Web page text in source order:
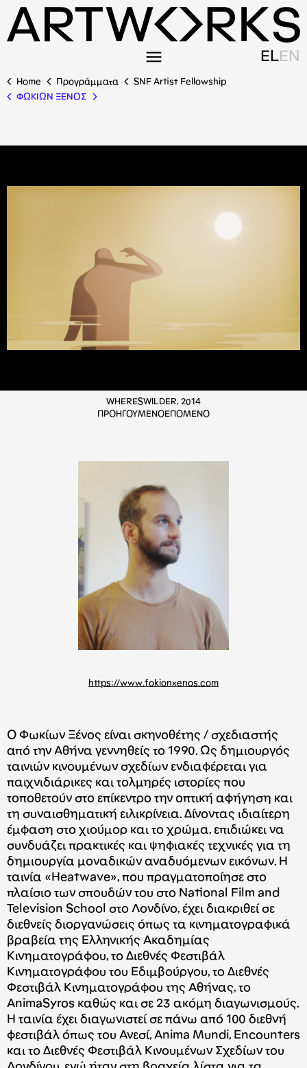
ELEN
Home Προγράμματα
SNF Artist Fellowship
ΦΩΚΙΩΝ ΞΕΝΟΣ
WHERESWILDER, 2014
ΠΡΟΗΓΟΥΜΕΝΟΕΠΟΜΕΝΟ
https://www.fokionxenos.com
Ο Φωκίων Ξένος είναι σκηνοθέτης / σχεδιαστής
από την Αθήνα γεννηθείς το 1990. Ως δημιουργός
ταινιών κινουμένων σχεδίων ενδιαφέρεται για
παιχνιδιάρικες και τολμηρές ιστορίες που
τοποθετούν στο επίκεντρο την οπτική αφήγηση και
τη συναισθηματική ειλικρίνεια. Δίνοντας ιδιαίτερη
έμφαση στο χιούμορ και το χρώμα, επιδιώκει να
συνδυάζει πρακτικές και ψηφιακές τεχνικές για τη
δημιουργία μοναδικών αναδυόμενων εικόνων. H
ταινία «Heatwave», που πραγματοποίησε στο
πλαίσιο των σπουδών του στο National Film and
Television School στο Λονδίνο, έχει διακριθεί σε
διεθνείς διοργανώσεις όπως τα κινηματογραφικά
βραβεία της Ελληνικής Ακαδημίας
Κινηματογράφου, το Διεθνές Φεστιβάλ
Κινηματογράφου του Εδιμβούργου, το Διεθνές
Φεστιβάλ Κινηματογράφου της Αθήνας, το
AnimaSyros καθώς και σε 23 ακόμη διαγωνισμούς.
Η ταινία έχει διαγωνιστεί σε πάνω από 100 διεθνή
φεστιβάλ όπως του Ανεσί, Anima Mundi, Encounters
και το Διεθνές Φεστιβάλ Κινουμένων Σχεδίων του